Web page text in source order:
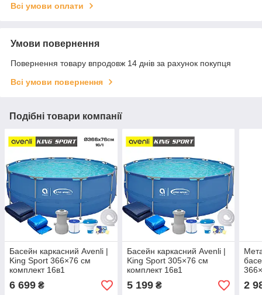
Всі умови оплати
Умови повернення
Повернення товару впродовж 14 днів за рахунок покупця
Всі умови повернення
Подібні товари компанії
Басейн каркасний Avenli |
King Sport 366×76 см
комплект 16в1
6 699 ₴
Басейн каркасний Avenli |
King Sport 305×76 см
комплект 16в1
5 199₴ 2